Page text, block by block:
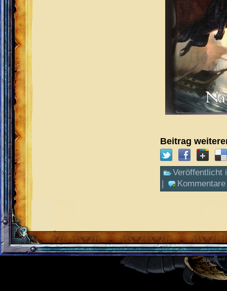
Beitrag
Veröffentlicht